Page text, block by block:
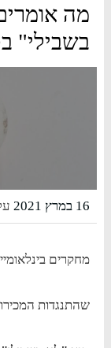
מה
בשבילי"
16 במרץ 2021
מחקרים
שהתנגדות